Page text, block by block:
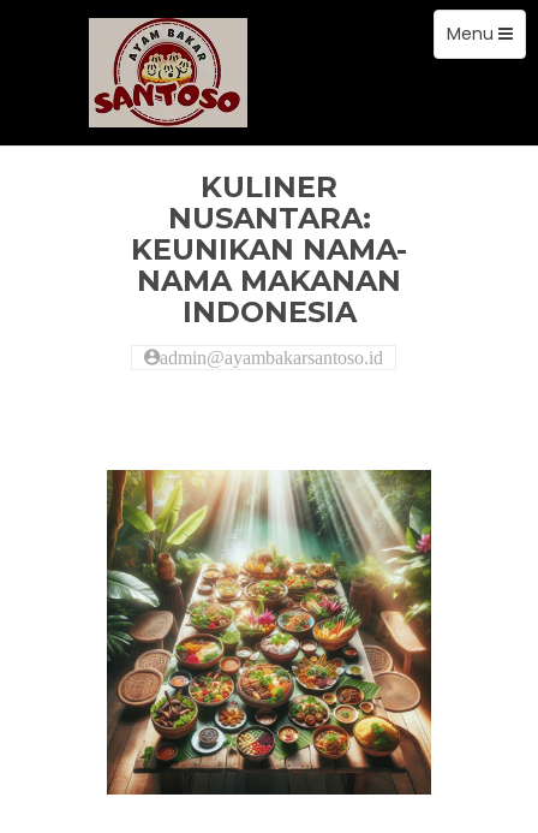
Toggle
navigation
Menu
KULINER
NUSANTARA:
KEUNIKAN NAMA-
NAMA MAKANAN
INDONESIA
admin@ayambakarsantoso.id